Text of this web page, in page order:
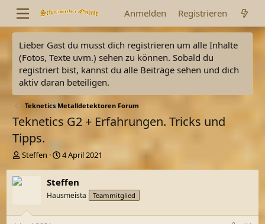
Anmelden Registrieren
Lieber Gast du musst dich registrieren um alle Inhalte
(Fotos, Texte uvm.) sehen zu können. Sobald du
registriert bist, kannst du alle Beiträge sehen und dich
aktiv daran beteiligen.
Teknetics Metalldetektoren Forum
Teknetics G2 + Erfahrungen. Tricks und
Tipps.
E
t
l
Steffen
E
t
e
l
4 April 2021
Steffen
Hausmeista Teammitglied